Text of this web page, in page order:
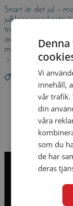
on
Snart är det jul –
julklapparna kosta
tror. Denna högtid
även de som bara
massa utgifter.
Läs merSnart
är
här,
läs
allt
om
denna
,
jul,
låna pengar
privatekonomi,
,tips
Vi
innehåll,
vår trafik.
din
våra
som du
de har
deras